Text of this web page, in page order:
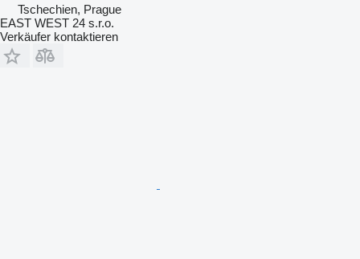
Tschechien, Prague
EAST WEST 24 s.r.o.
Verkäufer kontaktieren